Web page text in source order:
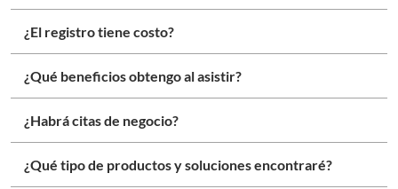
¿El registro tiene costo?
¿Qué beneficios obtengo al asistir?
¿Habrá citas de negocio?
¿Qué tipo de productos y soluciones encontraré?